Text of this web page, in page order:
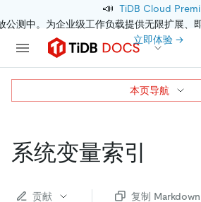
📣 TiDB Cloud
公测中。为企业级工作负载提供无限扩展、
立即体验 →
系统变量索引
贡献
复制 Markdown
本页导航